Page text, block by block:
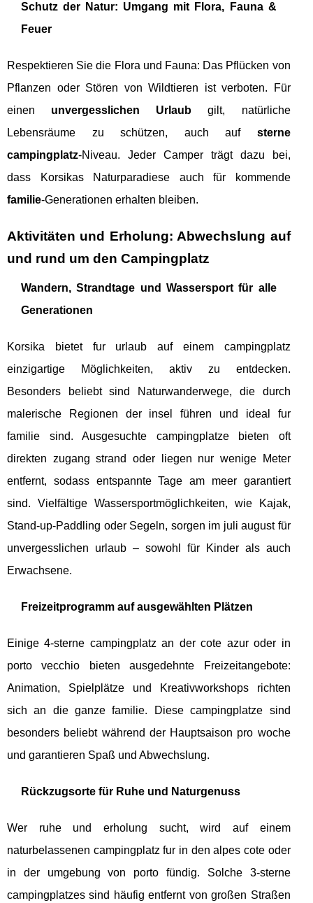
Schutz der Natur: Umgang mit Flora, Fauna &
Feuer
Respektieren Sie die Flora und Fauna: Das Pflücken von
Pflanzen oder Stören von Wildtieren ist verboten. Für
einen unvergesslichen Urlaub gilt, natürliche
Lebensräume zu schützen, auch auf sterne
campingplatz-Niveau. Jeder Camper trägt dazu bei,
dass Korsikas Naturparadiese auch für kommende
familie-Generationen erhalten bleiben.
Aktivitäten und Erholung: Abwechslung auf
und rund um den Campingplatz
Wandern, Strandtage und Wassersport für alle
Generationen
Korsika bietet fur urlaub auf einem campingplatz
einzigartige Möglichkeiten, aktiv zu entdecken.
Besonders beliebt sind Naturwanderwege, die durch
malerische Regionen der insel führen und ideal fur
familie sind. Ausgesuchte campingplatze bieten oft
direkten zugang strand oder liegen nur wenige Meter
entfernt, sodass entspannte Tage am meer garantiert
sind. Vielfältige Wassersportmöglichkeiten, wie Kajak,
Stand-up-Paddling oder Segeln, sorgen im juli august für
unvergesslichen urlaub – sowohl für Kinder als auch
Erwachsene.
Freizeitprogramm auf ausgewählten Plätzen
Einige 4-sterne campingplatz an der cote azur oder in
porto vecchio bieten ausgedehnte Freizeitangebote:
Animation, Spielplätze und Kreativworkshops richten
sich an die ganze familie. Diese campingplatze sind
besonders beliebt während der Hauptsaison pro woche
und garantieren Spaß und Abwechslung.
Rückzugsorte für Ruhe und Naturgenuss
Wer ruhe und erholung sucht, wird auf einem
naturbelassenen campingplatz fur in den alpes cote oder
in der umgebung von porto fündig. Solche 3-sterne
campingplatzes sind häufig entfernt von großen Straßen